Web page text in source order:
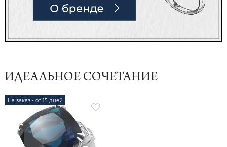
ИДЕАЛЬНОЕ СОЧЕТАНИЕ
На заказ - от 15 дней